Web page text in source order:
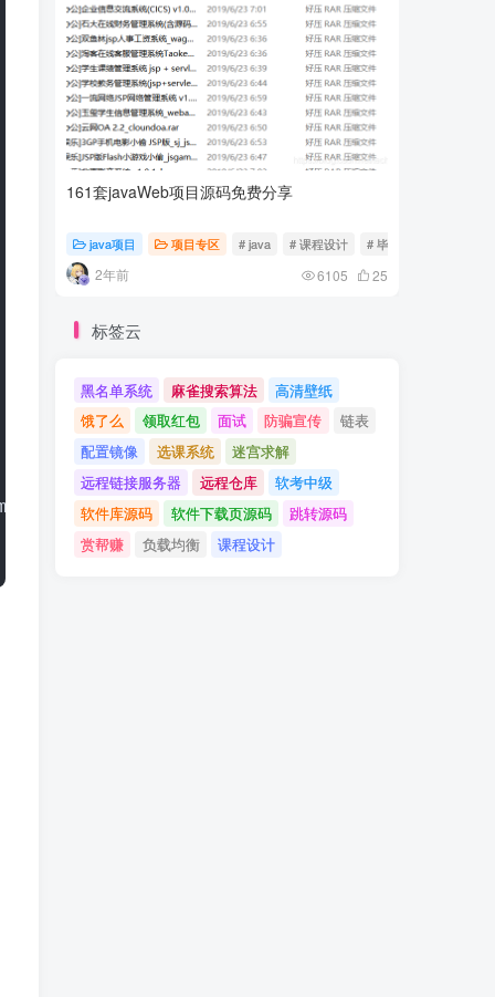
// Output: "PON"
161套javaWeb项目源码免费分享
java项目 项目专区 # java # 课程设计 # 毕业设计
2年前 6105 25
标签云
黑名单系统 麻雀搜索算法
高清壁纸
饿了么
领取红包 面试 防骗宣传
链表
配置镜像
选课系统
迷宫求解
远程链接服务器
远程仓库
软考中级
软件库源码
软件下载页源码
跳转源码
赏帮赚
负载均衡 课程设计